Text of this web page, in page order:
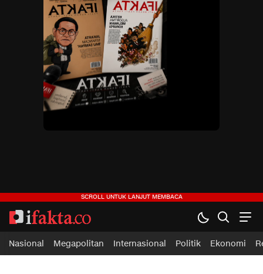
ifakta.co
#pastibenar
Nasional Megapolitan Internasional Politik Ekonomi